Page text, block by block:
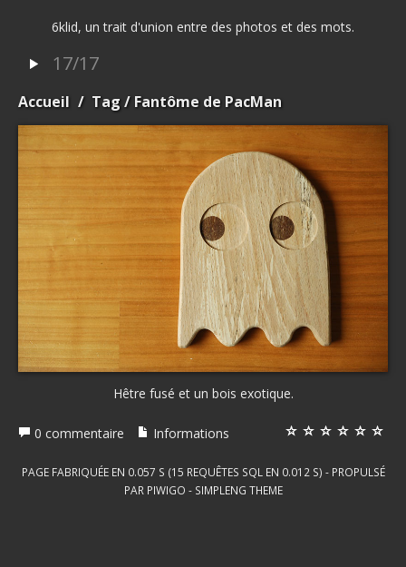
6klid, un trait d'union entre des photos et des mots.
17/17
Accueil / Tag / Fantôme de PacMan
Hêtre fusé et un bois exotique.
0 commentaire Informations
PAGE FABRIQUÉE EN 0.057 S (15 REQUÊTES SQL EN 0.012 S) - PROPULSÉ
PAR PIWIGO - SIMPLENG THEME